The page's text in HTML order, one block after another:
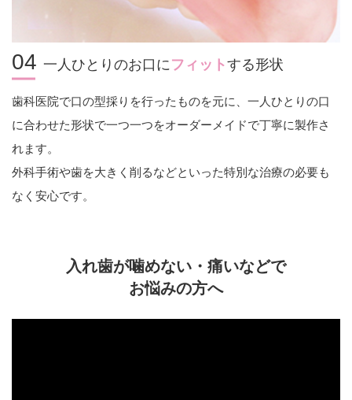
04 一人ひとりのお口にフィットする形状
歯科医院で口の型採りを行ったものを元に、一人ひとりの口
に合わせた形状で一つ一つをオーダーメイドで丁寧に製作さ
れます。
外科手術や歯を大きく削るなどといった特別な治療の必要も
なく安心です。
入れ歯が噛めない・痛いなどで
お悩みの方へ